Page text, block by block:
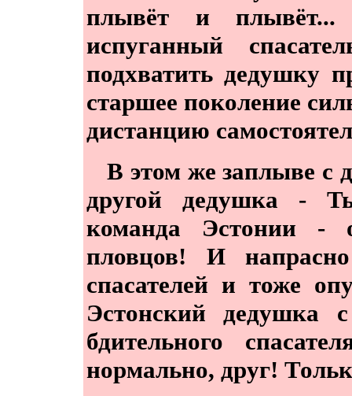
плывёт и
испуганный
подхватить дедушку
старшее поколение
дистанцию
В этом же заплыве с
другой дедушка -
команда Эстонии -
пловцов! И
спасателей и тоже
Эстонский дедушка
бдительного
нормально, друг!